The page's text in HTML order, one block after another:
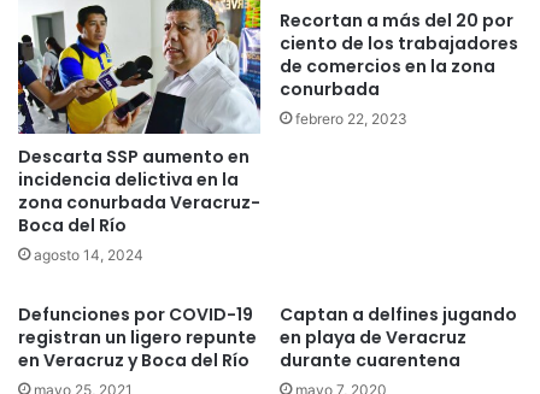
Descarta SSP aumento en
incidencia delictiva en la
zona conurbada Veracruz-
Boca del Río
agosto 14, 2024
Recortan a más del 20 por
ciento de los trabajadores
de comercios en la zona
conurbada
febrero 22, 2023
Defunciones por COVID-19
registran un ligero repunte
en Veracruz y Boca del Río
mayo 25, 2021
Captan a delfines jugando
en playa de Veracruz
durante cuarentena
mayo 7, 2020